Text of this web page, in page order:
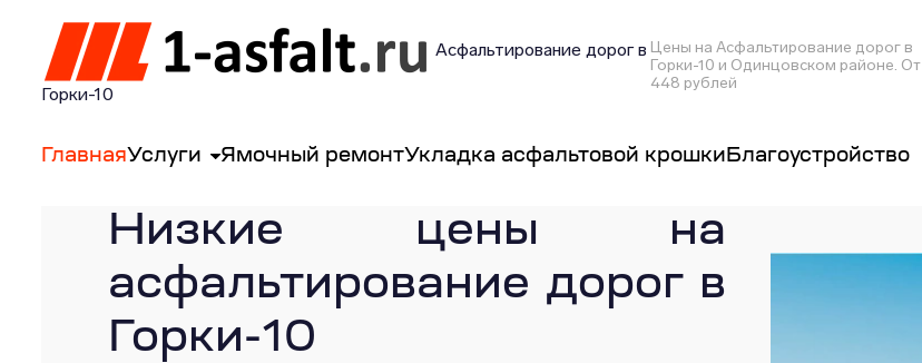
Асфальтирование дорог в
Горки-10
Цены на Асфальтирование дорог в
Горки-10 и Одинцовском районе. От
448 рублей
ГлавнаяУслуги Ямочный ремонтУкладка асфальтовой крошки Благоустройство
Низкие цены на
асфальтирование дорог в
Горки-10